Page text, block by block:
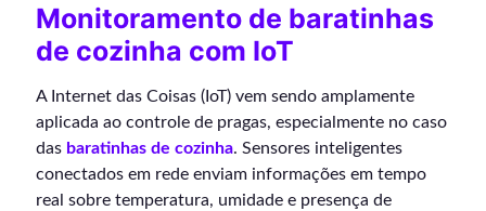
Monitoramento de baratinhas
de cozinha com IoT
A Internet das Coisas (IoT) vem sendo amplamente
aplicada ao controle de pragas, especialmente no caso
das baratinhas de cozinha. Sensores inteligentes
conectados em rede enviam informações em tempo
real sobre temperatura, umidade e presença de